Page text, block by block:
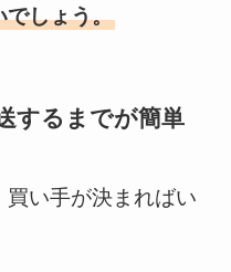
でしょう。
するまでが簡単
い手が決まればい